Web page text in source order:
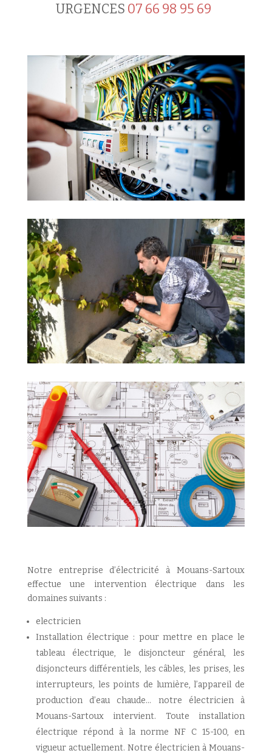
URGENCES 07 66 98 95 69
Notre entreprise d’électricité à Mouans-Sartoux
effectue une intervention électrique dans les
domaines suivants :
electricien
Installation électrique : pour mettre en place le
tableau électrique, le disjoncteur général, les
disjoncteurs différentiels, les câbles, les prises, les
interrupteurs, les points de lumière, l’appareil de
production d’eau chaude… notre électricien à
Mouans-Sartoux intervient. Toute installation
électrique répond à la norme NF C 15-100, en
vigueur actuellement. Notre électricien à Mouans-